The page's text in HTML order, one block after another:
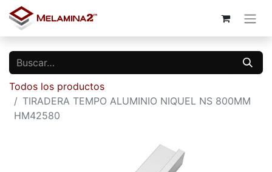
Todos los productos
TIRADERA TEMPO ALUMINIO NIQUEL NS 800MM
HM42580